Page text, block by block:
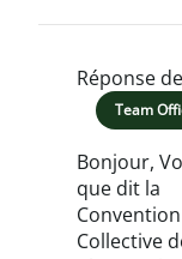
Réponse de
Team
Bonjour,
que dit la
Convention
Collective